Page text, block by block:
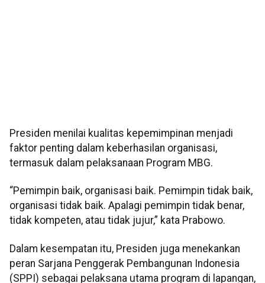
Presiden menilai kualitas kepemimpinan menjadi
faktor penting dalam keberhasilan organisasi,
termasuk dalam pelaksanaan Program MBG.
“Pemimpin baik, organisasi baik. Pemimpin tidak baik,
organisasi tidak baik. Apalagi pemimpin tidak benar,
tidak kompeten, atau tidak jujur,” kata Prabowo.
Dalam kesempatan itu, Presiden juga menekankan
peran Sarjana Penggerak Pembangunan Indonesia
(SPPI) sebagai pelaksana utama program di lapangan,